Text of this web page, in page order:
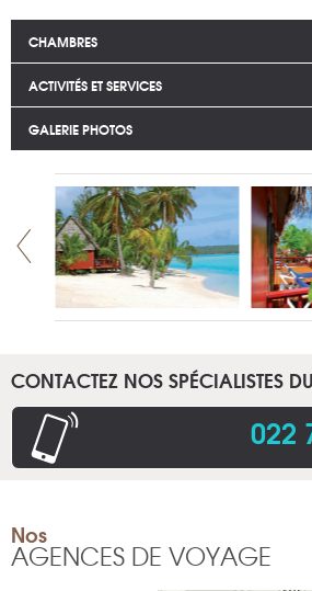
CHAMBRES
ACTIVITÉS ET SERVICES
GALERIE PHOTOS
CONTACTEZ NOS SPÉCIALISTES
022
Nos
AGENCES DE VOYAGE